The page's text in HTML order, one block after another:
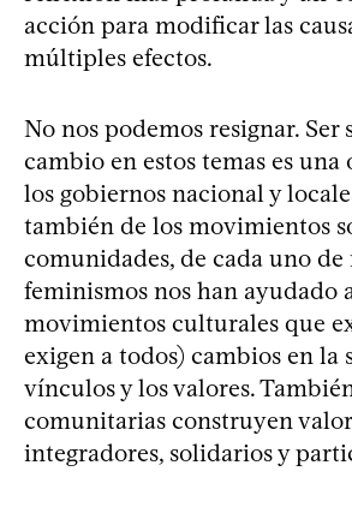
acción para modificar las
múltiples efectos.
No nos podemos resignar. Ser
cambio en estos temas es
los gobiernos nacional y
también de los movimientos
comunidades, de cada uno de
feminismos nos han ayudado
movimientos culturales que
exigen a todos) cambios en la
vínculos y los valores.
comunitarias construyen
integradores, solidarios y